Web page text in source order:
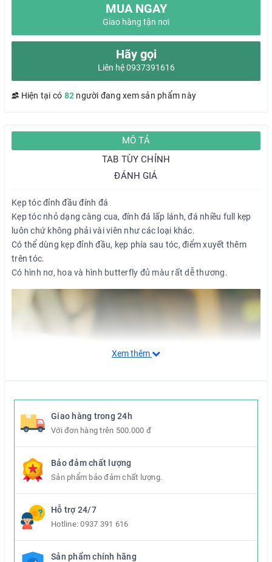
MUA NGAY
Giao hàng tận nơi
Hãy gọi
Liên hệ 0937391616
Hiện tại có 82 người đang xem sản phẩm này
MÔ TẢ
TAB TÙY CHỈNH
ĐÁNH GIÁ
Kẹp tóc đỉnh đầu đính đá
Kẹp tóc nhỏ dạng càng cua, đính đá lấp lánh, đá nhiều full kẹp
luôn chứ không phải vài viên như các loại khác.
Có thể dùng kẹp đỉnh đầu, kẹp phía sau tóc, điểm xuyết thêm
trên tóc.
Có hình nơ, hoa và hình butterfly đủ màu rất dễ thương.
Xem thêm
Giao hàng trong 24h
Với đơn hàng trên 500.000 đ
Bảo đảm chất lượng
Sản phẩm bảo đảm chất lượng.
Hỗ trợ 24/7
Hotline:0937 391 616
Sản phẩm chính hãng